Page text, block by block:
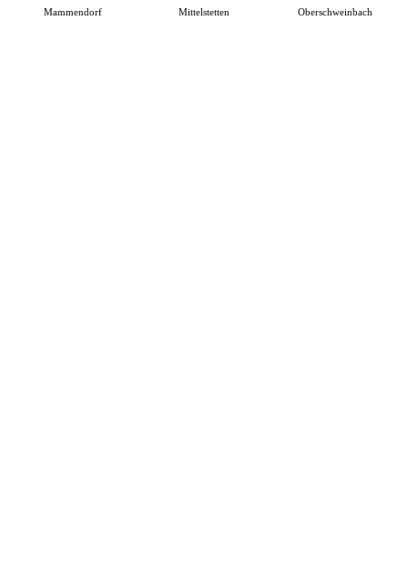
Mammendorf Mittelstetten Oberschweinbach